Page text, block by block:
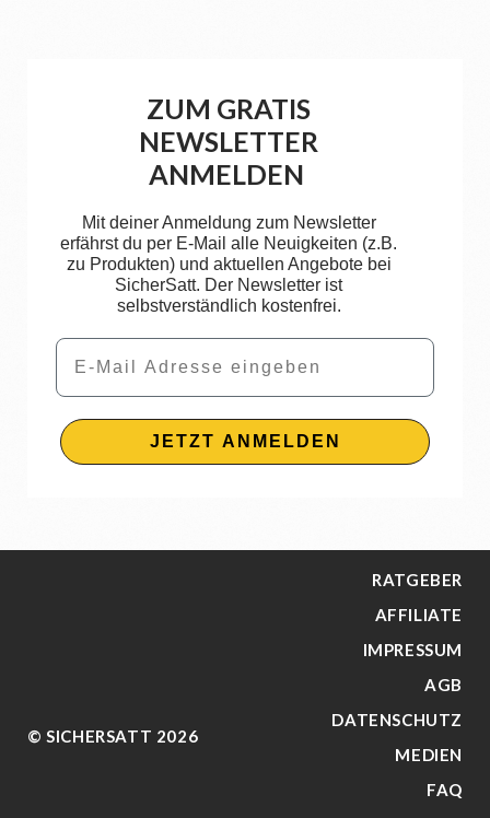
ZUM GRATIS
NEWSLETTER
ANMELDEN
Mit deiner Anmeldung zum Newsletter
erfährst du per E-Mail alle Neuigkeiten (z.B.
zu Produkten) und aktuellen Angebote bei
SicherSatt. Der Newsletter ist
selbstverständlich kostenfrei.
Email
JETZT ANMELDEN
© SICHERSATT 2026
RATGEBER
AFFILIATE
IMPRESSUM
AGB
DATENSCHUTZ
MEDIEN
FAQ